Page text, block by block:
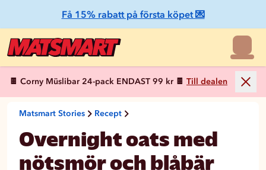
Få 15% rabatt på första köpet 💌
🍫 Corny Müslibar 24-pack ENDAST 99 kr 🍫 Till dealen
Matsmart Stories Recept
Overnight oats med
nötsmör och blåbär